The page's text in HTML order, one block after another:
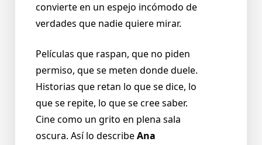
convierte en un espejo incómodo de
verdades que nadie quiere mirar.
Películas que raspan, que no piden
permiso, que se meten donde duele.
Historias que retan lo que se dice, lo
que se repite, lo que se cree saber.
Cine como un grito en plena sala
oscura. Así lo describeAna